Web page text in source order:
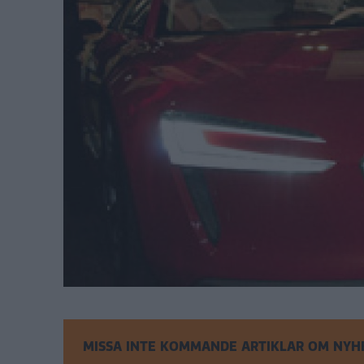
MISSA INTE KOMMANDE ARTIKLAR OM